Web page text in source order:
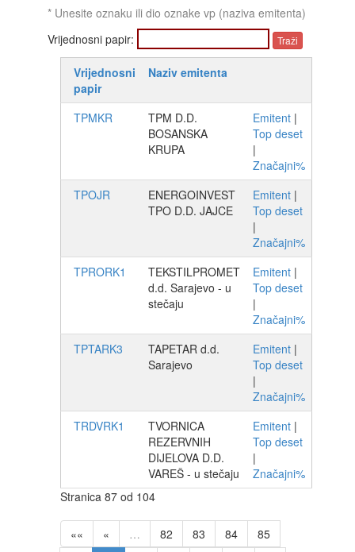
* Unesite oznaku ili dio oznake vp (naziva emitenta)
Vrijednosni papir:
Vrijednosni
papir
Naziv emitenta
TPMKR
TPM D.D.
BOSANSKA
KRUPA
Emitent |
Top deset
|
Značajni%
TPOJR
ENERGOINVEST
TPO D.D. JAJCE
Emitent |
Top deset
|
Značajni%
TPRORK1
TEKSTILPROMET
d.d. Sarajevo - u
stečaju
Emitent |
Top deset
|
Značajni%
TPTARK3
TAPETAR d.d.
Sarajevo
Emitent |
Top deset
|
Značajni%
TRDVRK1
TVORNICA
REZERVNIH
DIJELOVA D.D.
VAREŠ - u stečaju
Emitent |
Top deset
|
Značajni%
Stranica 87 od 104
«« « … 82 83 84
85